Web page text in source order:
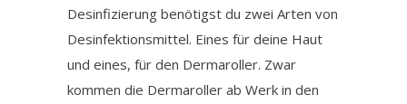
Desinfizierung benötigst du zwei Arten von
Desinfektionsmittel. Eines für deine Haut
und eines, für den Dermaroller. Zwar
kommen die Dermaroller ab Werk in den